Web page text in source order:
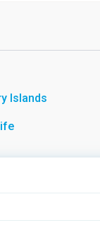
Islands